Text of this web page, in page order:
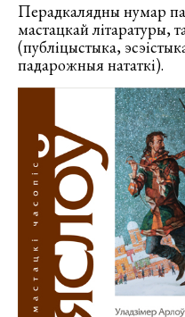
Перадкалядны нумар
мастацкай літаратуры,
(публіцыстыка,
падарожныя нататкі).